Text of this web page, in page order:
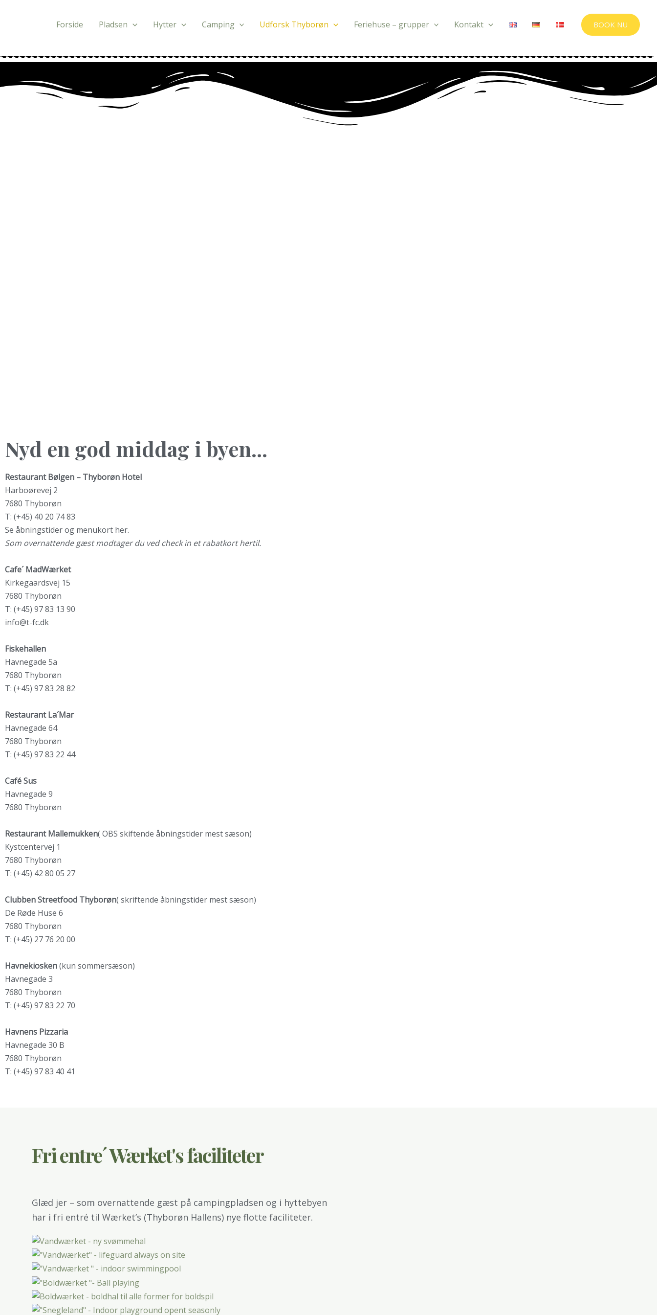
Forside Pladsen Hytter Camping Udforsk Thyborøn Feriehuse – grupper Kontakt BOOK NU
Nyd en god middag i byen...
Restaurant Bølgen – Thyborøn Hotel
Harboørevej 2
7680 Thyborøn
T: (+45) 40 20 74 83
Se åbningstider og menukort her.
Som overnattende gæst modtager du ved check in et rabatkort hertil.
Cafe´ MadWærket
Kirkegaardsvej 15
7680 Thyborøn
T: (+45) 97 83 13 90
info@t-fc.dk
Fiskehallen
Havnegade 5a
7680 Thyborøn
T: (+45) 97 83 28 82
Restaurant La´Mar
Havnegade 64
7680 Thyborøn
T: (+45) 97 83 22 44
Café Sus
Havnegade 9
7680 Thyborøn
Restaurant Mallemukken( OBS skiftende åbningstider mest sæson)
Kystcentervej 1
7680 Thyborøn
T: (+45) 42 80 05 27
Clubben Streetfood Thyborøn( skriftende åbningstider mest sæson)
De Røde Huse 6
7680 Thyborøn
T: (+45) 27 76 20 00
Havnekiosken(kun sommersæson)
Havnegade 3
7680 Thyborøn
T: (+45) 97 83 22 70
Havnens Pizzaria
Havnegade 30 B
7680 Thyborøn
T: (+45) 97 83 40 41
Fri entre´ Wærket's faciliteter
Glæd jer – som overnattende gæst på campingpladsen og i hyttebyen
har i fri entré til Wærket’s (Thyborøn Hallens) nye flotte faciliteter.